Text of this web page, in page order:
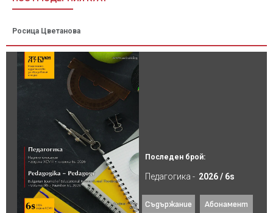
Росица Цветанова
Последен брой:
Педагогика - 2026 / 6s
Съдържание Абонамент